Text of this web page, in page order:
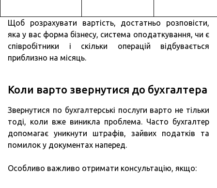
Щоб розрахувати вартість, достатньо розповісти,
яка у вас форма бізнесу, система оподаткування, чи є
співробітники і скільки операцій відбувається
приблизно на місяць.
Коли варто звернутися до бухгалтера
Звернутися по бухгалтерські послуги варто не тільки
тоді, коли вже виникла проблема. Часто бухгалтер
допомагає уникнути штрафів, зайвих податків та
помилок у документах наперед.
Особливо важливо отримати консультацію, якщо: